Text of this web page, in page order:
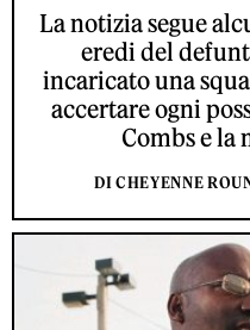
La notizia segue
eredi del
incaricato una
accertare ogni
Combs e la
DI CHEYENNE